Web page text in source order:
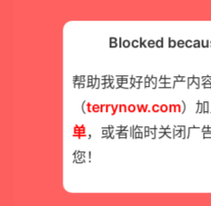
Blocked
帮助我更好的生产内
（terrynow.com）
单，或者临时关闭广
您！